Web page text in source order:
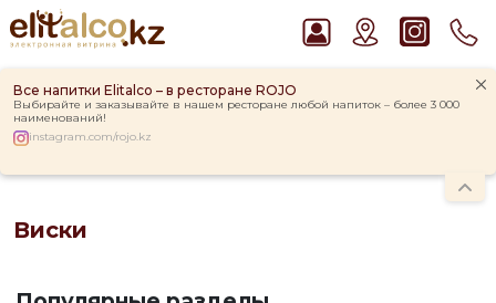
Все напитки Elitalco – в ресторане ROJO
Выбирайте и заказывайте в нашем ресторане любой напиток – более 3 000
наименований!
instagram.com/rojo.kz
Виски Talisker 10 YO Malt 45,8% in Box
Виски